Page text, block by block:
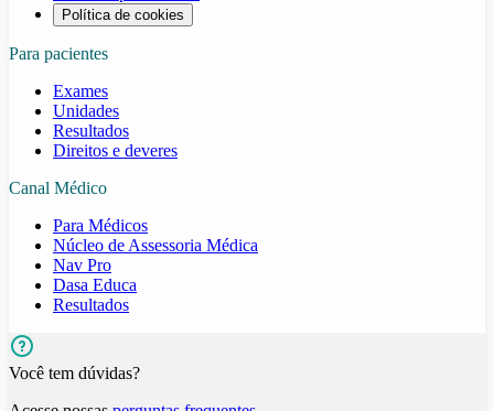
Política de cookies
Para pacientes
Exames
Unidades
Resultados
Direitos e deveres
Canal Médico
Para Médicos
Núcleo de Assessoria Médica
Nav Pro
Dasa Educa
Resultados
Você tem dúvidas?